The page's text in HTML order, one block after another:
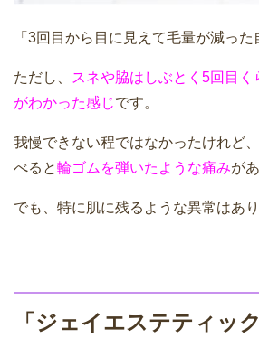
「3回目から目に見えて毛量が減った
ただし、
スネや脇はしぶとく5回目
がわかった感じです。
我慢できない程ではなかったけれど
べると輪ゴムを弾いたような痛みが
でも、特に肌に残るような異常はあ
「ジェイエステティッ